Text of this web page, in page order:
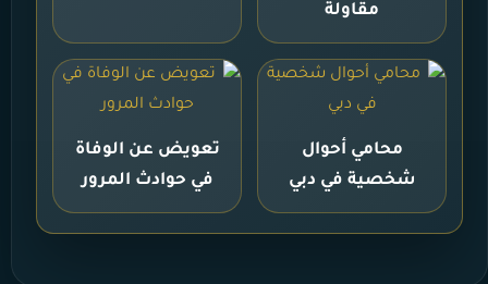
مقاولة
محامي أحوال
شخصية في دبي
تعويض عن الوفاة
في حوادث المرور